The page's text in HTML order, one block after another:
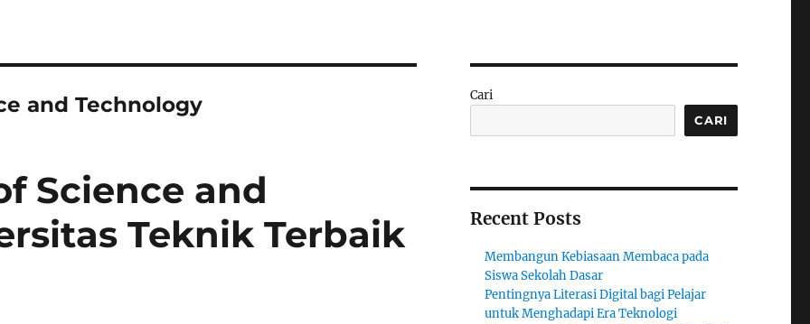
and Technology
Science and
Teknik Terbaik
Cari
CARI
Recent Posts
Membangun Kebiasaan Membaca pada
Siswa Sekolah Dasar
Pentingnya Literasi Digital bagi Pelajar
untuk Menghadapi Era Teknologi